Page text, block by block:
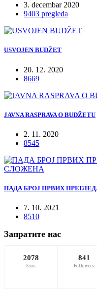
3. decembar 2020
9403 pregleda
USVOJEN BUDŽET
20. 12. 2020
8669
JAVNA RASPRAVA O BUDŽETU
2. 11. 2020
8545
ПАДА БРОЈ ПРВИХ
7. 10. 2021
8510
Запратите нас
2078
Fans
841
Followers